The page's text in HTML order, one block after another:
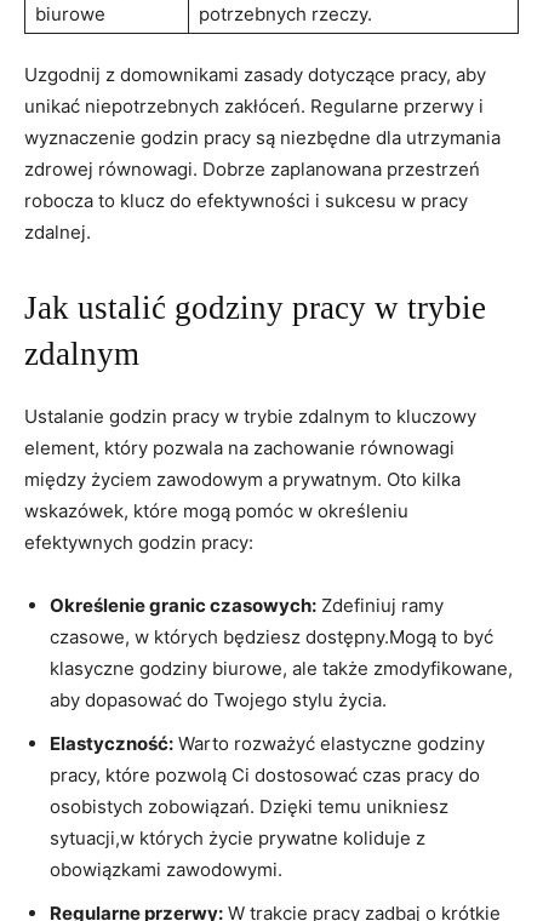
biurowe
potrzebnych ⁢rzeczy.
Uzgodnij z ‍domownikami zasady dotyczące ‌pracy, aby
unikać ‍niepotrzebnych zakłóceń. Regularne przerwy i
⁤wyznaczenie godzin pracy są niezbędne dla utrzymania‌
zdrowej równowagi. Dobrze zaplanowana ⁢przestrzeń
robocza to klucz​ do efektywności i sukcesu ⁤w pracy‌
zdalnej.
Jak ustalić ⁤godziny‍ pracy w ⁢trybie
⁢zdalnym
Ustalanie godzin pracy w trybie zdalnym to kluczowy
element, który‍ pozwala na zachowanie równowagi
między życiem zawodowym a prywatnym. Oto kilka
wskazówek,‌ które mogą‍ pomóc w określeniu
⁤efektywnych ⁢godzin pracy:
Określenie granic czasowych: Zdefiniuj ramy
czasowe, w których będziesz dostępny.Mogą to być
klasyczne⁤ godziny​ biurowe,‌ ale także zmodyfikowane,
aby⁣ dopasować do Twojego stylu życia.
Elastyczność: ​Warto rozważyć elastyczne ⁣godziny
⁤pracy, które pozwolą Ci dostosować ​czas⁤ pracy do
osobistych‍ zobowiązań.⁤ Dzięki temu unikniesz
sytuacji,w których życie prywatne ⁤koliduje z
obowiązkami zawodowymi.
Regularne przerwy: W trakcie pracy ​zadbaj o‌ krótkie